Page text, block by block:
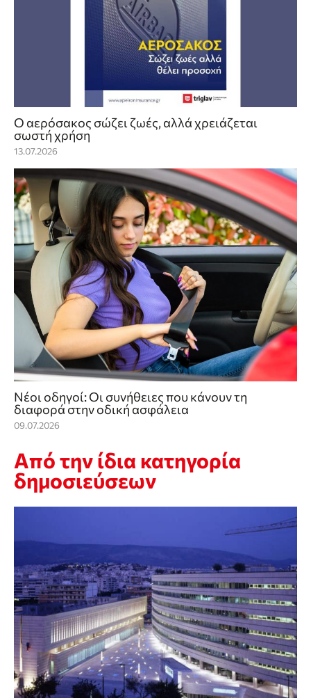
Ο αερόσακος σώζει ζωές, αλλά χρειάζεται
σωστή χρήση
13.07.2026
Νέοι οδηγοί: Οι συνήθειες που κάνουν τη
διαφορά στην οδική ασφάλεια
09.07.2026
Από την ίδια κατηγορία
δημοσιεύσεων